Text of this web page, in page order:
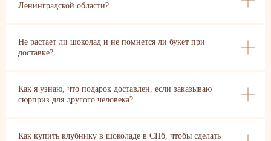
Ленинградской области?
Не растает ли шоколад и не помнется ли букет при
доставке?
Как я узнаю, что подарок доставлен, если заказываю
сюрприз для другого человека?
Как купить клубнику в шоколаде в СПб, чтобы сделать